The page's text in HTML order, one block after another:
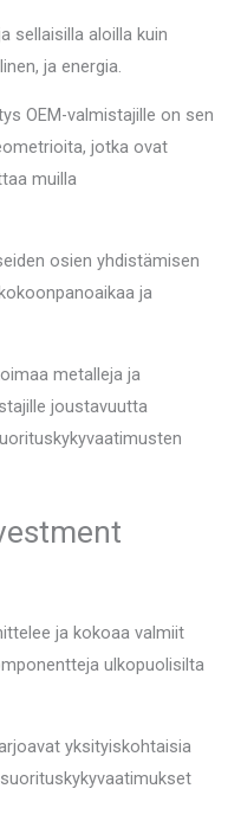
sellaisilla aloilla kuin
ja energia.
OEM-valmistajille on sen
jotka ovat
muilla
osien yhdistämisen
ja
metalleja ja
joustavuutta
ja kokoaa valmiit
ulkopuolisilta
yksityiskohtaisia